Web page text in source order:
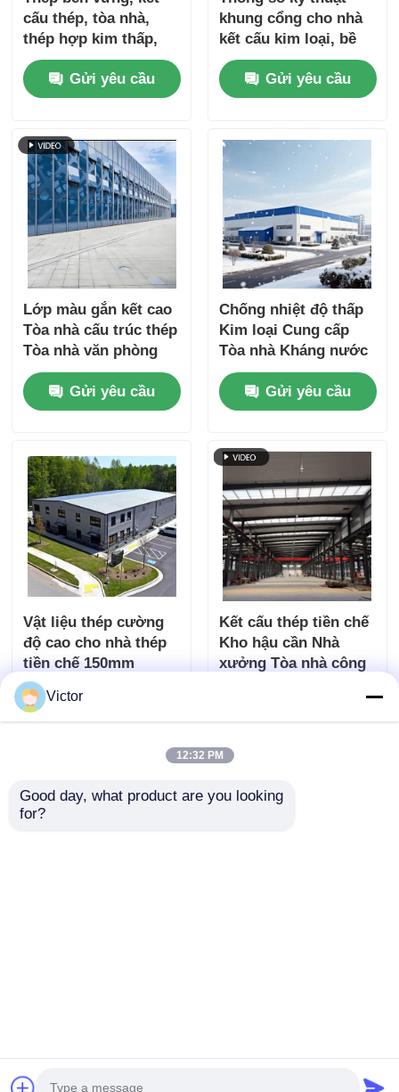
cấu thép, tòa nhà,
thép hợp kim thấp,
thép cường độ cao,
đa năngGửi yêu cầu
khung cổng cho nhà
kết cấu kim loại, bề
mặt thép sơn tĩnh
điện
Gửi yêu cầu
Lớp màu gắn kết cao
Tòa nhà cấu trúc thép
Tòa nhà văn phòng
nhiều tầng
Gửi yêu cầu
Chống nhiệt độ thấp
Kim loại Cung cấp
Tòa nhà Kháng nước
xịt muối Màu sắc
Gửi yêu cầu
Vật liệu thép cường
độ cao cho nhà thép
tiền chế 150mm
200mm 250mm 50mm
75mm 100mm
Gửi yêu cầu
Kết cấu thép tiền chế
Kho hậu cần Nhà
xưởng Tòa nhà công
thương mại
Sơ đồ trang web
Chính sách bảo mật
Victor
12:32 PM
Good day, what product are you looking
for?